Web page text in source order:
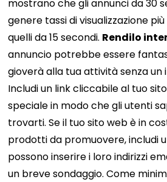
mostrano che gli annunci da 30
genere tassi di visualizzazione
quelli da 15 secondi. Rendilo
annuncio potrebbe essere
gioverà alla tua attività senza un
Includi un link cliccabile al tuo
speciale in modo che gli utenti
trovarti. Se il tuo sito web è in
prodotti da promuovere, includi
possono inserire i loro indirizzi
un breve sondaggio. Come